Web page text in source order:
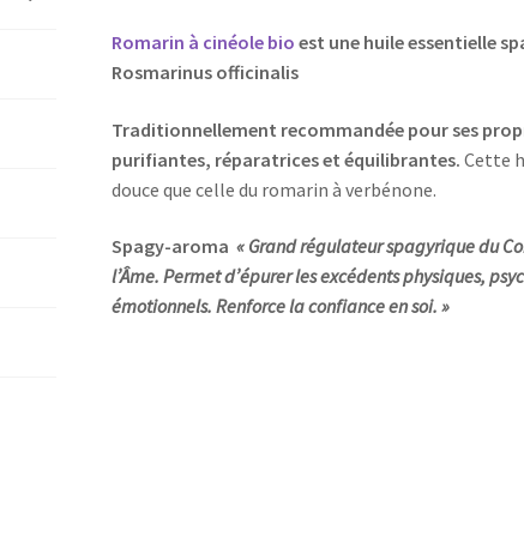
Romarin à cinéole bio est une huile essentielle
Rosmarinus officinalis
Traditionnellement recommandée pour ses
purifiantes, réparatrices et équilibrantes.Cette
douce que celle du romarin à verbénone.
Spagy-aroma « Grand régulateur spagyrique du
l’Âme. Permet d’épurer les excédents physiques,
émotionnels. Renforce la confiance en soi. »